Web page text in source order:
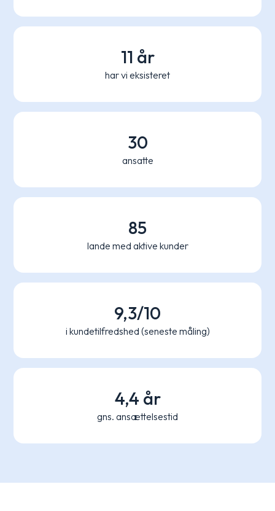
11 år
har vi eksisteret
30
ansatte
85
lande med aktive kunder
9,3/10
i kundetilfredshed (seneste måling)
4,4 år
gns. ansættelsestid